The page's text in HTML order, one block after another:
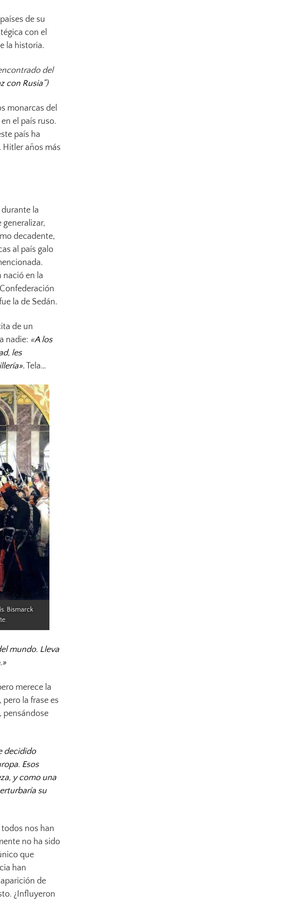
de su
con el
la historia.
del
con Rusia”)
monarcas del
el país ruso.
país ha
años más
la
decadente,
al país galo
nació en la
la de Sedán.
de un
nadie: «A los
les
. Tela…
Bismarck
mundo. Lleva
merece la
la frase es
pensándose
decidido
Esos
y como una
su
nos han
no ha sido
que
han
de
¿Influyeron